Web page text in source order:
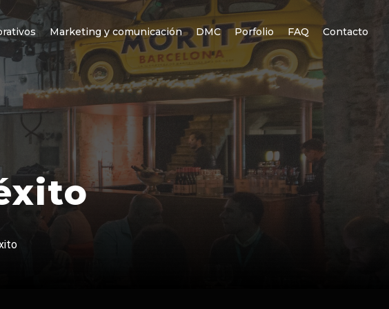
Marketing y comunicación DMC Porfolio FAQ Contacto